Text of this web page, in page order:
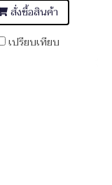
สั่งซื้อสินค้า
เปรียบเทียบ